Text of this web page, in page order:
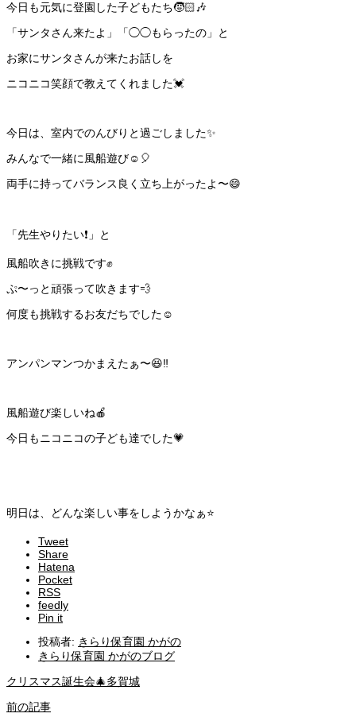
今日も元気に登園した子どもたち🧒🏻🎶
「サンタさん来たよ」「◯◯もらったの」と
お家にサンタさんが来たお話しを
ニコニコ笑顔で教えてくれました💓
今日は、室内でのんびりと過ごしました✨
みんなで一緒に風船遊び☺️🎈
両手に持ってバランス良く立ち上がったよ〜😄
「先生やりたい❗️」と
風船吹きに挑戦です✊
ぷ〜っと頑張って吹きます💨
何度も挑戦するお友だちでした☺️
アンパンマンつかまえたぁ〜😆‼️
風船遊び楽しいね🍎
今日もニコニコの子ども達でした💗
明日は、どんな楽しい事をしようかなぁ⭐️
Tweet
Share
Hatena
Pocket
RSS
feedly
Pin it
投稿者: きらり保育園 かがの
きらり保育園 かがのブログ
クリスマス誕生会🎄多賀城
前の記事